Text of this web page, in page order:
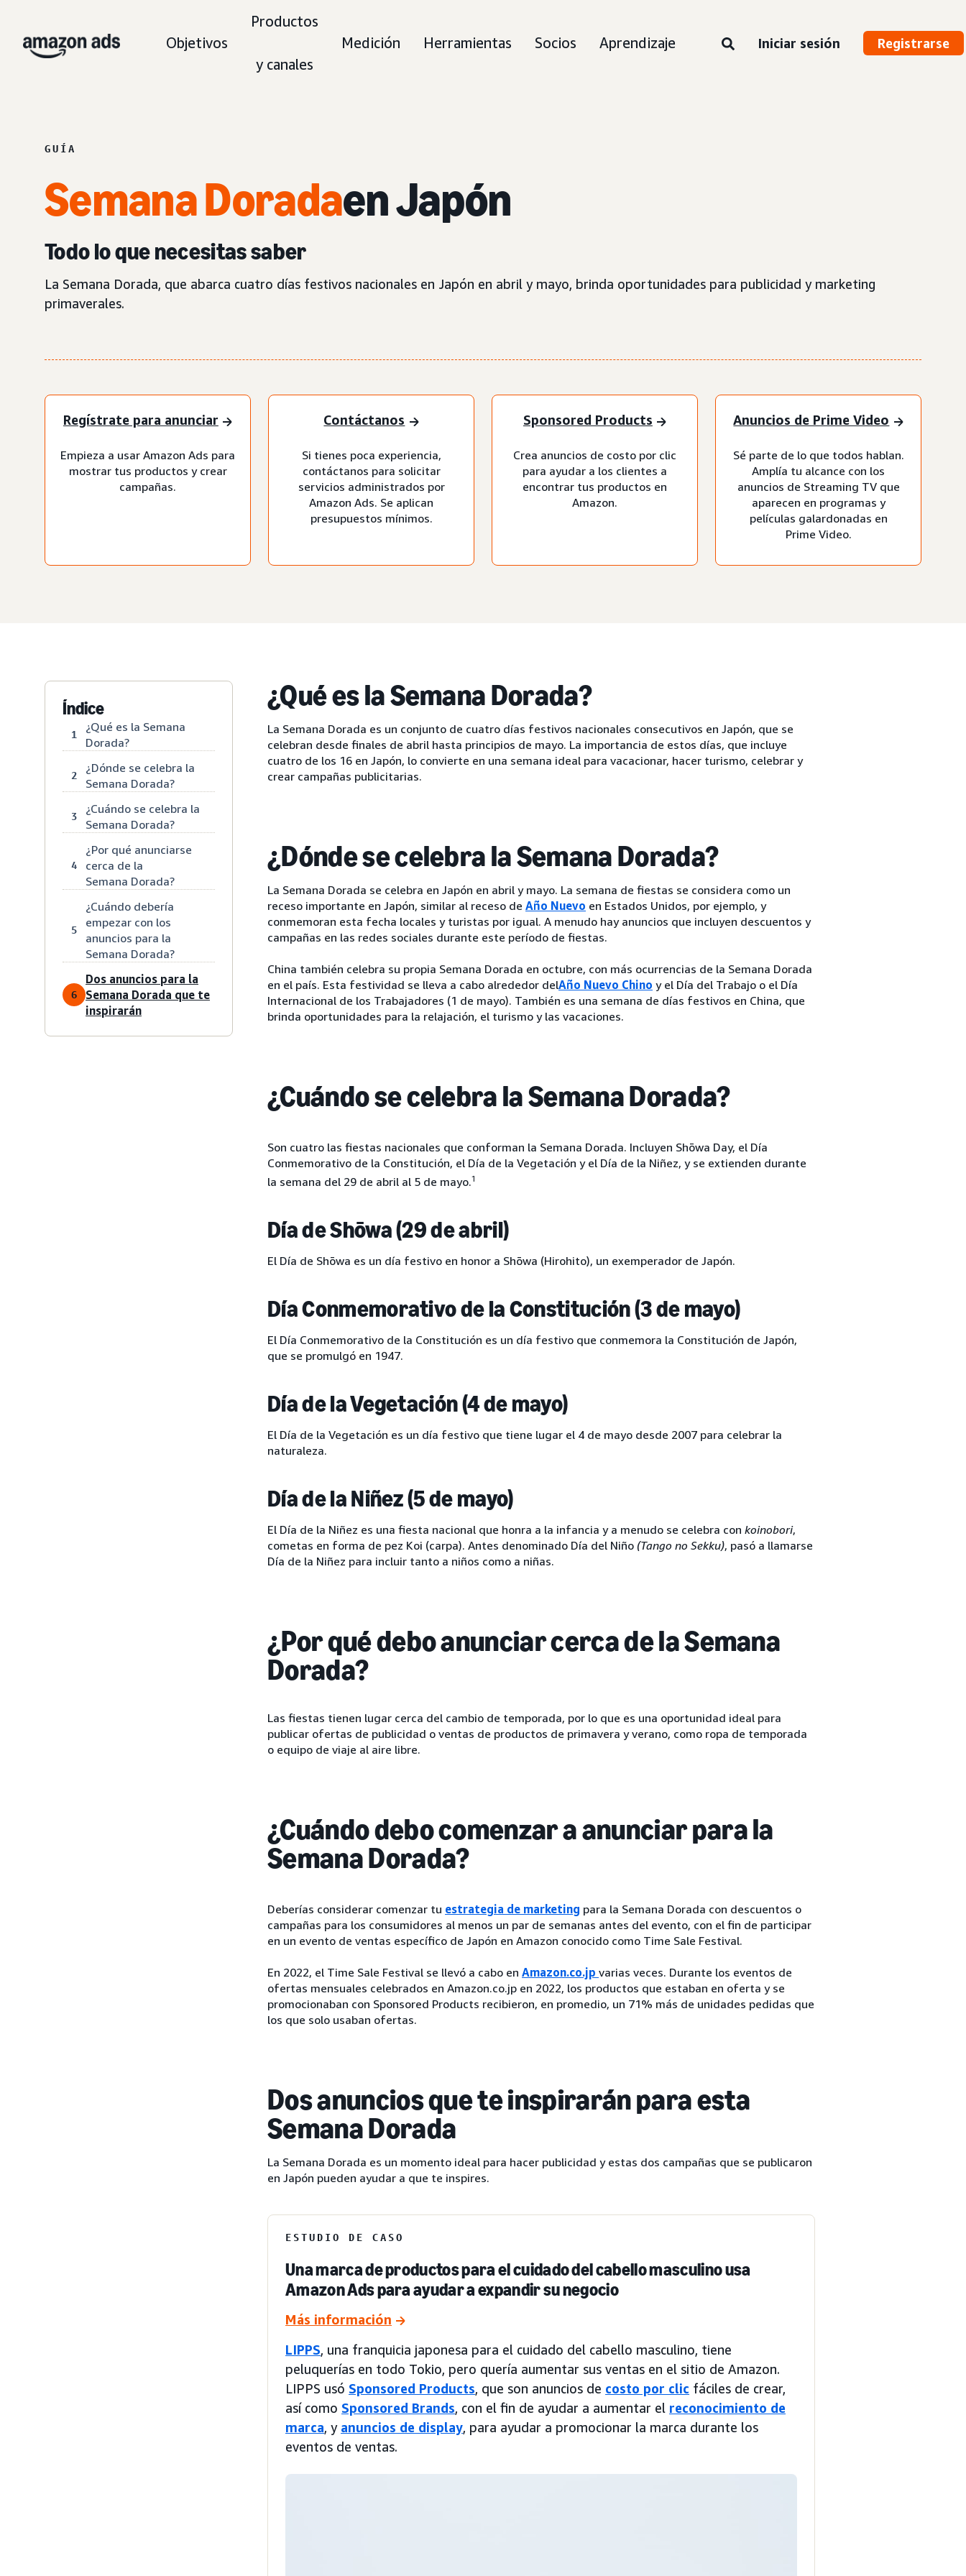
Objetivos
Productos
y canales
Medición Herramientas Socios Aprendizaje Iniciar sesión Registrarse
GUÍA
Semana Doradaen Japón
Todo lo que necesitas saber
La Semana Dorada, que abarca cuatro días festivos nacionales en Japón en abril y mayo, brinda oportunidades para publicidad y marketing
primaverales.
Regístrate para anunciar
Empieza a usar Amazon Ads para
mostrar tus productos y crear
campañas.
Contáctanos
Si tienes poca experiencia,
contáctanos para solicitar
servicios administrados por
Amazon Ads. Se aplican
presupuestos mínimos.
Sponsored Products
Crea anuncios de costo por clic
para ayudar a los clientes a
encontrar tus productos en
Amazon.
Anuncios de Prime Video
Sé parte de lo que todos hablan.
Amplía tu alcance con los
anuncios de Streaming TV que
aparecen en programas y
películas galardonadas en
Prime Video.
Índice
1
¿Qué es la Semana
Dorada?
2
¿Dónde se celebra la
Semana Dorada?
3
¿Cuándo se celebra la
Semana Dorada?
4
¿Por qué anunciarse
cerca de la
Semana Dorada?
5
¿Cuándo debería
empezar con los
anuncios para la
Semana Dorada?
6
Dos anuncios para la
Semana Dorada que te
inspirarán
¿Qué es la Semana Dorada?
La Semana Dorada es un conjunto de cuatro días festivos nacionales consecutivos en Japón, que se
celebran desde finales de abril hasta principios de mayo. La importancia de estos días, que incluye
cuatro de los 16 en Japón, lo convierte en una semana ideal para vacacionar, hacer turismo, celebrar y
crear campañas publicitarias.
¿Dónde se celebra la Semana Dorada?
La Semana Dorada se celebra en Japón en abril y mayo. La semana de fiestas se considera como un
receso importante en Japón, similar al receso de Año Nuevo en Estados Unidos, por ejemplo, y
conmemoran esta fecha locales y turistas por igual. A menudo hay anuncios que incluyen descuentos y
campañas en las redes sociales durante este período de fiestas.
China también celebra su propia Semana Dorada en octubre, con más ocurrencias de la Semana Dorada
en el país. Esta festividad se lleva a cabo alrededor delAño Nuevo Chino y el Día del Trabajo o el Día
Internacional de los Trabajadores (1 de mayo). También es una semana de días festivos en China, que
brinda oportunidades para la relajación, el turismo y las vacaciones.
¿Cuándo se celebra la Semana Dorada?
Son cuatro las fiestas nacionales que conforman la Semana Dorada. Incluyen Shōwa Day, el Día
Conmemorativo de la Constitución, el Día de la Vegetación y el Día de la Niñez, y se extienden durante
la semana del 29 de abril al 5 de mayo.1
Día de Shōwa (29 de abril)
El Día de Shōwa es un día festivo en honor a Shōwa (Hirohito), un exemperador de Japón.
Día Conmemorativo de la Constitución (3 de mayo)
El Día Conmemorativo de la Constitución es un día festivo que conmemora la Constitución de Japón,
que se promulgó en 1947.
Día de la Vegetación (4 de mayo)
El Día de la Vegetación es un día festivo que tiene lugar el 4 de mayo desde 2007 para celebrar la
naturaleza.
Día de la Niñez (5 de mayo)
El Día de la Niñez es una fiesta nacional que honra a la infancia y a menudo se celebra con koinobori,
cometas en forma de pez Koi (carpa). Antes denominado Día del Niño (Tango no Sekku), pasó a llamarse
Día de la Niñez para incluir tanto a niños como a niñas.
¿Por qué debo anunciar cerca de la Semana
Dorada?
Las fiestas tienen lugar cerca del cambio de temporada, por lo que es una oportunidad ideal para
publicar ofertas de publicidad o ventas de productos de primavera y verano, como ropa de temporada
o equipo de viaje al aire libre.
¿Cuándo debo comenzar a anunciar para la
Semana Dorada?
Deberías considerar comenzar tu estrategia de marketing para la Semana Dorada con descuentos o
campañas para los consumidores al menos un par de semanas antes del evento, con el fin de participar
en un evento de ventas específico de Japón en Amazon conocido como Time Sale Festival.
En 2022, el Time Sale Festival se llevó a cabo en Amazon.co.jp varias veces. Durante los eventos de
ofertas mensuales celebrados en Amazon.co.jp en 2022, los productos que estaban en oferta y se
promocionaban con Sponsored Products recibieron, en promedio, un 71% más de unidades pedidas que
los que solo usaban ofertas.
Dos anuncios que te inspirarán para esta
Semana Dorada
La Semana Dorada es un momento ideal para hacer publicidad y estas dos campañas que se publicaron
en Japón pueden ayudar a que te inspires.
ESTUDIO DE CASO
Una marca de productos para el cuidado del cabello masculino usa
Amazon Ads para ayudar a expandir su negocio
Más información
LIPPS, una franquicia japonesa para el cuidado del cabello masculino, tiene
peluquerías en todo Tokio, pero quería aumentar sus ventas en el sitio de Amazon.
LIPPS usó Sponsored Products, que son anuncios de costo por clic fáciles de crear,
así como Sponsored Brands, con el fin de ayudar a aumentar el reconocimiento de
marca, y anuncios de display, para ayudar a promocionar la marca durante los
eventos de ventas.